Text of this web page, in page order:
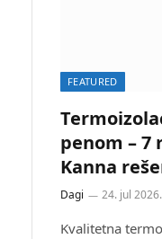
FEATURED
penom – 7
Kanna
Dagi 24. jul 2026.
Kvalitetna